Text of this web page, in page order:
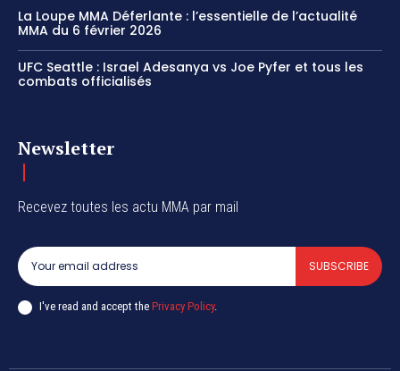
La Loupe MMA Déferlante : l’essentielle de l’actualité
MMA du 6 février 2026
UFC Seattle : Israel Adesanya vs Joe Pyfer et tous les
combats officialisés
Newsletter
Recevez toutes les actu MMA par mail
SUBSCRIBE
I've read and accept the Privacy Policy.